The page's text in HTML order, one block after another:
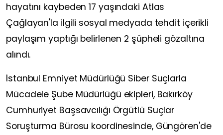
hayatını kaybeden 17 yaşındaki Atlas
Çağlayan'la ilgili sosyal medyada tehdit içerikli
paylaşım yaptığı belirlenen 2 şüpheli gözaltına
alındı.
İstanbul Emniyet Müdürlüğü Siber Suçlarla
Mücadele Şube Müdürlüğü ekipleri, Bakırköy
Cumhuriyet Başsavcılığı Örgütlü Suçlar
Soruşturma Bürosu koordinesinde, Güngören'de